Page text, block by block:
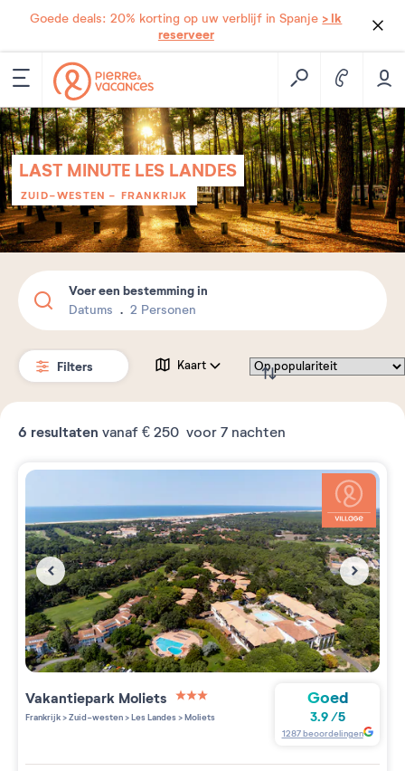
Goede deals: 20% korting op uw verblijf in Spanje > Ik
reserveer
LAST MINUTE LES LANDES
ZUID-WESTEN - FRANKRIJK
Voer een bestemming in
Datums 2 Personen
Filters Kaart
6 resultaten vanaf € 250 voor 7 nachten
Vakantiepark Moliets
3 étoiles sur 5
Frankrijk>Zuid-westen>Les Landes>Moliets
Goed
3.9/5
1287beoordelingen